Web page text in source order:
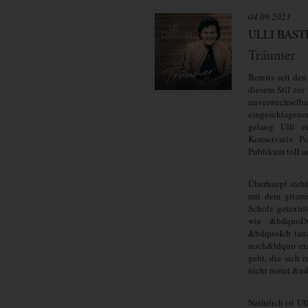
04.09.2023
ULLI
Träumer
Bereits seit
diesem Stil zur
gelang Ulli
Konservativ
Publikum toll
Überhaupt
mit dem
Scholz
wie
&bdquoIch
noch&ldquo
geht, die sich
nicht rostet
Natürlich ist